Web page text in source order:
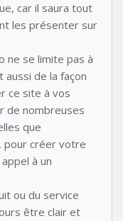
car il saura tout
les présenter sur
ne se limite pas à
aussi de la façon
ce site à vos
de nombreuses
que
pour créer votre
à un
ou du service
être clair et